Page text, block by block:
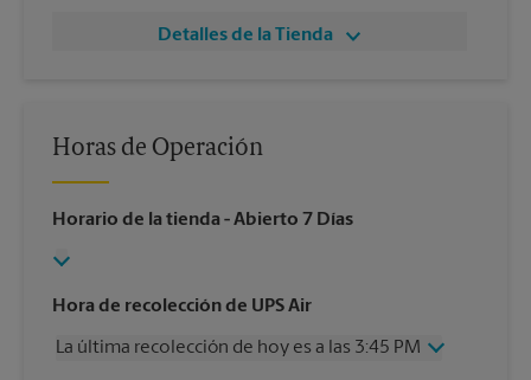
Detalles de la Tienda
Horas de Operación
Horario de la tienda - Abierto 7 Días
Hora de recolección de UPS Air
La última recolección de hoy es a las 3:45 PM